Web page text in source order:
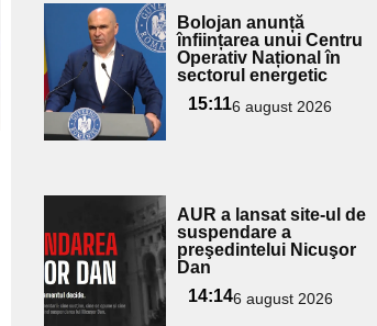
Adaugă
aici textul
pentru
subtitlu
Bolojan anunță
înființarea unui Centru
Operativ Național în
sectorul energetic
15:116 august 2026
aici textul
pentru
subtitlu
AUR a lansat site-ul de
suspendare a
preşedintelui Nicuşor
Dan
14:146 august 2026